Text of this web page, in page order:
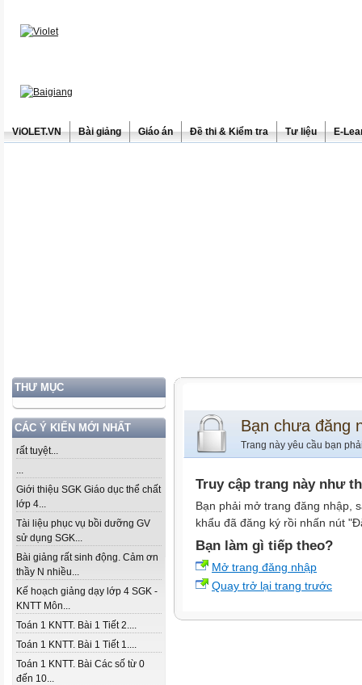
ViOLET.VN Bài giảng Giáo án Đề thi & Kiểm tra Tư liệu E-
THƯ MỤC
CÁC Ý KIẾN MỚI NHẤT
rất tuyệt...
...
Giới thiệu SGK Giáo dục thể chất
lớp 4...
Tài liệu phục vụ bồi dưỡng GV
sử dụng SGK...
Bài giảng rất sinh động. Cảm ơn
thầy N nhiều...
Kế hoạch giảng dạy lớp 4 SGK -
KNTT Môn...
Toán 1 KNTT. Bài 1 Tiết 2....
Toán 1 KNTT. Bài 1 Tiết 1....
Toán 1 KNTT. Bài Các số từ 0
đến 10...
Bạn chưa đăng
Trang này yêu cầu bạn
Truy cập trang này như
Bạn phải mở trang đăng nhập,
khẩu đã đăng ký rồi nhấn nút
Bạn làm gì tiếp theo?
Mở trang đăng nhập
Quay trở lại trang trước